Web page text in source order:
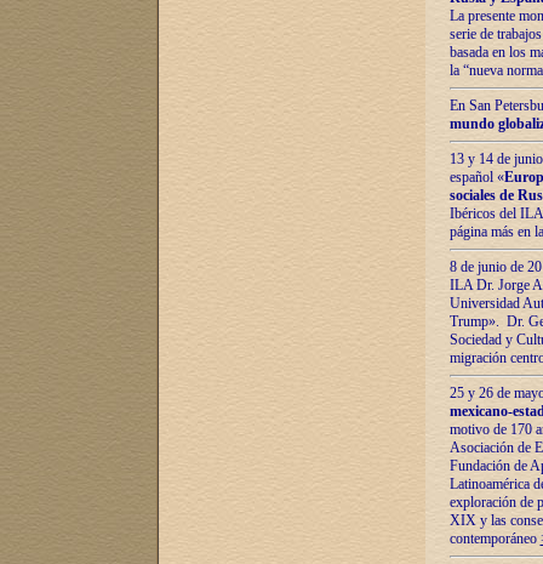
La presente
serie de
basada en los
la “nueva
En San
mundo
13 y 14 de
español «
sociales de
Ibéricos del ILA
página más en
8 de junio de
ILA Dr. Jorge
Universidad
Trump». Dr.
Sociedad y
migración
25 y 26 de
mexicano-
motivo de 170
Asociación de
Fundación de
Latinoamérica
exploración de
XIX y las
contemporáneo